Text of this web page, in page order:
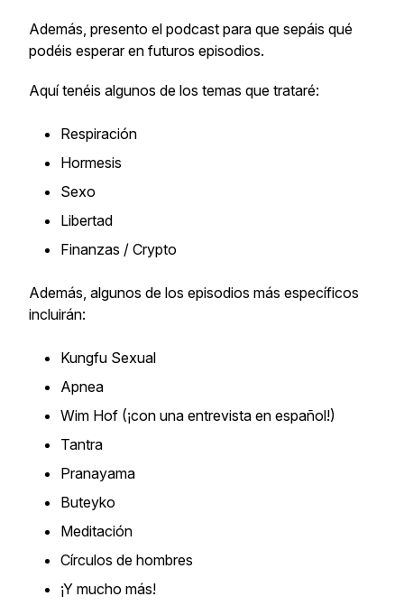
Además, presento el podcast para que sepáis qué
podéis esperar en futuros episodios.
Aquí tenéis algunos de los temas que trataré:
Respiración
Hormesis
Sexo
Libertad
Finanzas / Crypto
Además, algunos de los episodios más específicos
incluirán:
Kungfu Sexual
Apnea
Wim Hof (¡con una entrevista en español!)
Tantra
Pranayama
Buteyko
Meditación
Círculos de hombres
¡Y mucho más!